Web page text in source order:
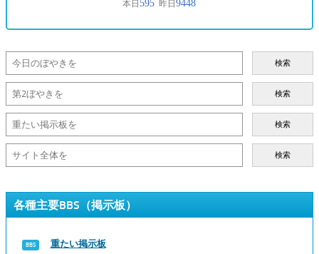
検索
検索
検索
検索
各種主要BBS（掲示板）
重たい掲示板